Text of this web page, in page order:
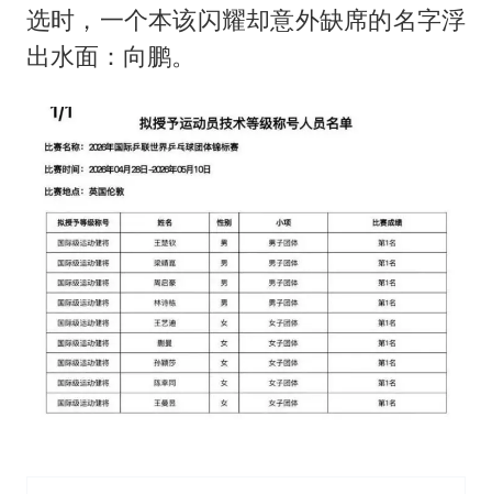
选时，一个本该闪耀却意外缺席的名字浮
出水面：向鹏。